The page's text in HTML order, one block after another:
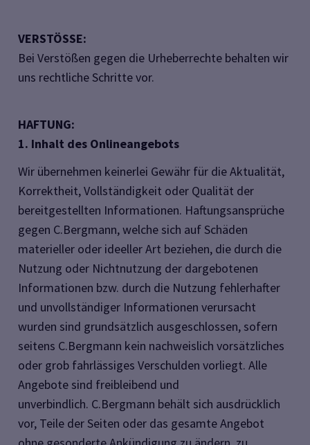
VERSTÖSSE:
Bei Verstößen gegen die Urheberrechte behalten wir
uns rechtliche Schritte vor.
HAFTUNG:
1. Inhalt des Onlineangebots
Wir übernehmen keinerlei Gewähr für die Aktualität,
Korrektheit, Vollständigkeit oder Qualität der
bereitgestellten Informationen. Haftungsansprüche
gegen C.Bergmann, welche sich auf Schäden
materieller oder ideeller Art beziehen, die durch die
Nutzung oder Nichtnutzung der dargebotenen
Informationen bzw. durch die Nutzung fehlerhafter
und unvollständiger Informationen verursacht
wurden sind grundsätzlich ausgeschlossen, sofern
seitens C.Bergmann kein nachweislich vorsätzliches
oder grob fahrlässiges Verschulden vorliegt. Alle
Angebote sind freibleibend und
unverbindlich. C.Bergmann behält sich ausdrücklich
vor, Teile der Seiten oder das gesamte Angebot